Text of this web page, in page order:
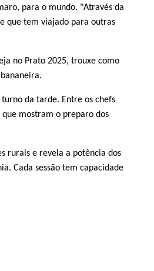
para o mundo. "Através da
que tem viajado para outras
no Prato 2025, trouxe como
da tarde. Entre os chefs
mostram o preparo dos
rurais e revela a potência dos
Cada sessão tem capacidade